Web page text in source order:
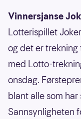
Vinnersjanse
Lotterispillet
og det er
med Lotto-
onsdag.
blant alle som
Sannsynligheten